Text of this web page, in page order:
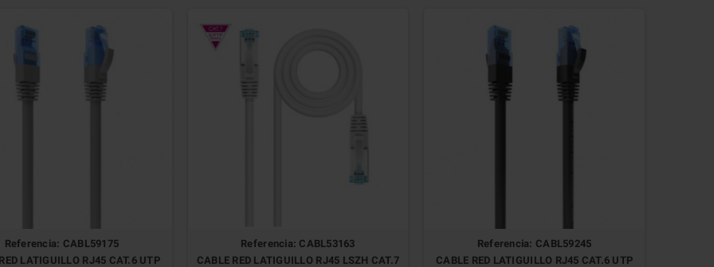
Referencia: CABL59175
LATIGUILLO RJ45 CAT.6 UTP
Referencia: CABL53163
CABLE RED LATIGUILLO RJ45 LSZH CAT.7
Referencia: CABL59245
CABLE RED LATIGUILLO RJ45 CAT.6 UTP